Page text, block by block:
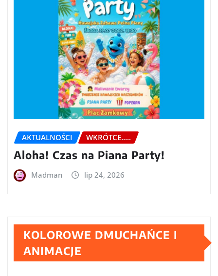
AKTUALNOŚCI WKRÓTCE.....
Aloha! Czas na Piana Party!
Madman lip 24, 2026
KOLOROWE DMUCHAŃCE I
ANIMACJE